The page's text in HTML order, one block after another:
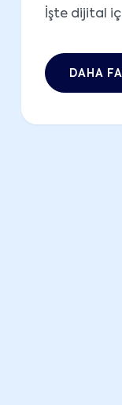
İşte dijital
DAHA